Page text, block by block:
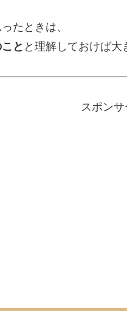
たときは、
と と理解しておけば大
スポンサ